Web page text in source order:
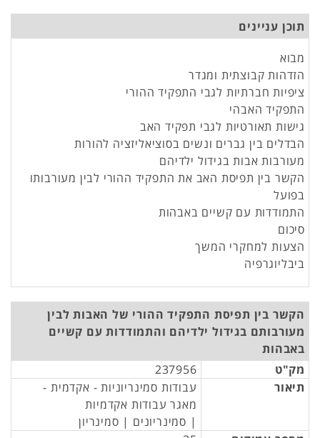
תוכן עניינים
מבוא
הזדהות קבוצתית ומגדר
ציפיות חברתיות לגבי התפקיד ההורי
התפקיד האבהי
גישות תאורטיות לגבי תפקיד האב
הבדלים בין גברים ונשים בסוציאליזציה להורות
מעורבות אבות בגידול ילדיהם
הקשר בין תפיסת האב את התפקיד ההורי לבין מעורבותו
בפועל
התמודדות עם קשיים באבהות
סיכום
הצעות למחקרי המשך
ביבליוגרפיה
הקשר בין תפיסת התפקיד ההורי של האבות לבין
מעורבותם בגידול ילדיהם והתמודדות עם קשיים
באבהות
מק"ט
237956
תיאור
עבודות סמינריוניות - אקדמית -
מאגר עבודות אקדמיות
| סמינריונים | סמינריון